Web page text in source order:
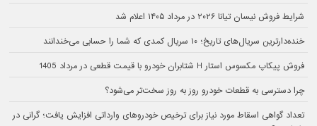
شرایط فروش نیسان تیانا ۲۰۲۶ در مرداد ۱۴۰۵ اعلام شد
خنده‌دارترین سریال‌های تاریخ؛ ۱۰ سریال کمدی که شما را حسابی می‌خندانند
فروش پیکاپ مکسوس استار H شتابران خودرو با قیمت قطعی در مرداد 1405
چرا دسترسی به قطعات خودرو روز به روز سخت‌تر می‌شود؟
تعداد گواهی اسقاط مورد نیاز برای ترخیص خودروهای وارداتی افزایش یافت؛ گرانی در